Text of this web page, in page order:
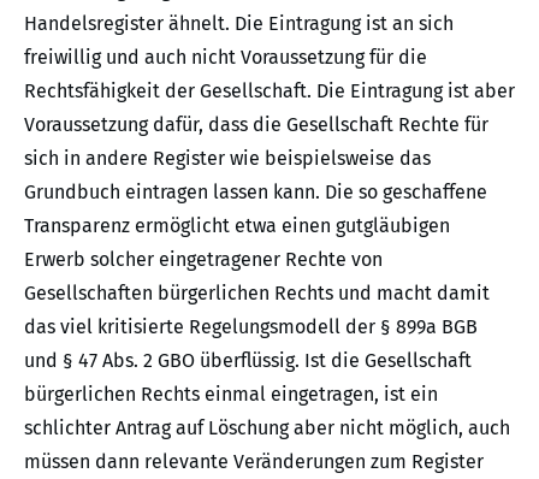
Handelsregister ähnelt. Die Eintragung ist an sich
freiwillig und auch nicht Voraussetzung für die
Rechtsfähigkeit der Gesellschaft. Die Eintragung ist aber
Voraussetzung dafür, dass die Gesellschaft Rechte für
sich in andere Register wie beispielsweise das
Grundbuch eintragen lassen kann. Die so geschaffene
Transparenz ermöglicht etwa einen gutgläubigen
Erwerb solcher eingetragener Rechte von
Gesellschaften bürgerlichen Rechts und macht damit
das viel kritisierte Regelungsmodell der § 899a BGB
und § 47 Abs. 2 GBO überflüssig. Ist die Gesellschaft
bürgerlichen Rechts einmal eingetragen, ist ein
schlichter Antrag auf Löschung aber nicht möglich, auch
müssen dann relevante Veränderungen zum Register